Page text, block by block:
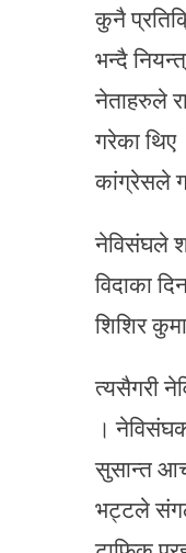
कुनै
भन्दै
नेताहरुले
गरेका
कांग्रेसले
नेविसंघले
विदाका
शिशिर
त्यसैगरी
।
सुसान्त
भट्टले